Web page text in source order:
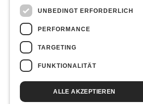
UNBEDINGT ERFORDERLICH
PERFORMANCE
TARGETING
FUNKTIONALITÄT
ALLE AKZEPTIEREN